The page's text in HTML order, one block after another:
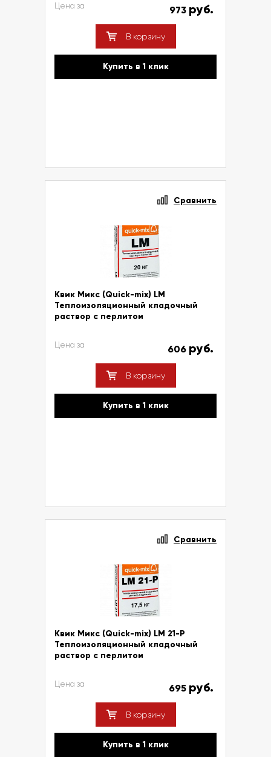
Цена за 973 руб.
В корзину
Купить в 1 клик
Сравнить
Квик Микс (Quick-mix) LM
Теплоизоляционный кладочный
раствор с перлитом
Цена за 606 руб.
В корзину
Купить в 1 клик
Сравнить
Квик Микс (Quick-mix) LM 21-P
Теплоизоляционный кладочный
раствор с перлитом
Цена за 695 руб.
В корзину
Купить в 1 клик